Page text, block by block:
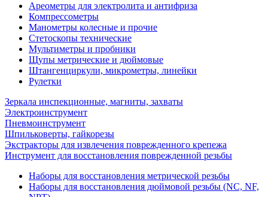
Ареометры для электролита и антифриза
Компрессометры
Манометры колесные и прочие
Стетоскопы технические
Мультиметры и пробники
Щупы метрические и дюймовые
Штангенциркули, микрометры, линейки
Рулетки
Зеркала инспекционные, магниты, захваты
Электроинструмент
Пневмоинструмент
Шпильковерты, гайкорезы
Экстракторы для извлечения поврежденного крепежа
Инструмент для восстановления поврежденной резьбы
Наборы для восстановления метрической резьбы
Наборы для восстановления дюймовой резьбы (NC, NF,